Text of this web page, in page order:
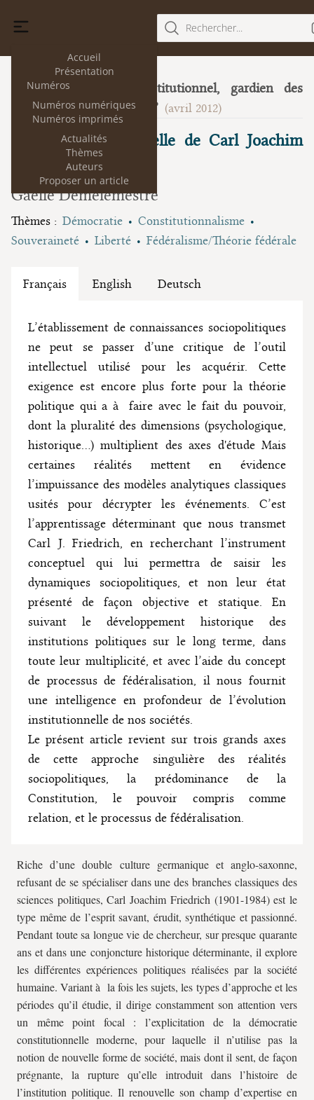
Accueil
Présentation
Numéros
Numéros numériques
Numéros imprimés
Actualités
Thèmes
Auteurs
Proposer un article
Rechercher...
7
Le Conseil constitutionnel, gardien des
libertés publiques? (avril 2012)
La pensée processuelle de Carl Joachim
Friedrich
Gaëlle Demelemestre
Thèmes : Démocratie
Constitutionnalisme
Souveraineté
Liberté Fédéralisme/Théorie fédérale
Français English Deutsch
L’établissement de connaissances sociopolitiques
ne peut se passer d’une critique de l’outil
intellectuel utilisé pour les acquérir. Cette
exigence est encore plus forte pour la théorie
politique qui a à faire avec le fait du pouvoir,
dont la pluralité des dimensions (psychologique,
historique...) multiplient des axes d'étude Mais
certaines réalités mettent en évidence
l’impuissance des modèles analytiques classiques
usités pour décrypter les événements. C’est
l’apprentissage déterminant que nous transmet
Carl J. Friedrich, en recherchant l’instrument
conceptuel qui lui permettra de saisir les
dynamiques sociopolitiques, et non leur état
présenté de façon objective et statique. En
suivant le développement historique des
institutions politiques sur le long terme, dans
toute leur multiplicité, et avec l’aide du concept
de processus de fédéralisation, il nous fournit
une intelligence en profondeur de l’évolution
institutionnelle de nos sociétés.
Le présent article revient sur trois grands axes
de cette approche singulière des réalités
sociopolitiques, la prédominance de la
Constitution, le pouvoir compris comme
relation, et le processus de fédéralisation.
Riche d’une double culture germanique et anglo-saxonne,
refusant de se spécialiser dans une des branches classiques des
sciences politiques, Carl Joachim Friedrich (1901-1984) est le
type même de l’esprit savant, érudit, synthétique et passionné.
Pendant toute sa longue vie de chercheur, sur presque quarante
ans et dans une conjoncture historique déterminante, il explore
les différentes expériences politiques réalisées par la société
humaine. Variant à la fois les sujets, les types d’approche et les
périodes qu’il étudie, il dirige constamment son attention vers
un même point focal : l’explicitation de la démocratie
constitutionnelle moderne, pour laquelle il n’utilise pas la
notion de nouvelle forme de société, mais dont il sent, de façon
prégnante, la rupture qu’elle introduit dans l’histoire de
l’institution politique. Il renouvelle son champ d’expertise en